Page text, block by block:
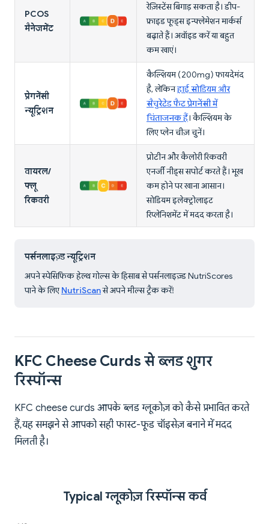
PCOS
मैनेजमेंट
रेज़िस्टेंस बिगाड़ सकता है। डीप-
फ्राइड फूड्स इन्फ्लेमेशन मार्कर्स
बढ़ाते हैं। अवॉइड करें या बहुत
कम खाएं।
प्रेगनेंसी
न्यूट्रिशन
कैल्शियम (200mg) फायदेमंद
है, लेकिनहाई सोडियम और
सैचुरेटेड फैट प्रेगनेंसी में
चिंताजनक हैं। कैल्शियम के
लिए प्लेन चीज़ चुनें।
वायरल/
फ्लू
रिकवरी
प्रोटीन और कैलोरी रिकवरी
एनर्जी नीड्स सपोर्ट करते हैं। भूख
कम होने पर खाना आसान।
सोडियम इलेक्ट्रोलाइट
रिप्लेनिशमेंट में मदद करता है।
पर्सनलाइज़्ड न्यूट्रिशन
अपने स्पेसिफिक हेल्थ गोल्स के हिसाब से पर्सनलाइज़्ड NutriScores
पाने के लिए NutriScanसे अपने मील्स ट्रैक करें!
KFC Cheese Curds से ब्लड शुगर
रिस्पॉन्स
KFC cheese curds आपके ब्लड ग्लूकोज़ को कैसे प्रभावित करते
हैं, यह समझने से आपको सही फास्ट-फूड चॉइसेज़ बनाने में मदद
मिलती है।
Typical ग्लूकोज़ रिस्पॉन्स कर्व